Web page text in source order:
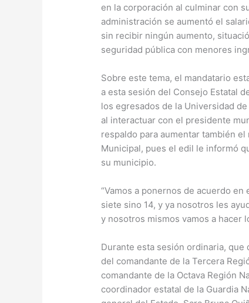
en la corporación al culminar con
administración se aumentó el
sin recibir ningún aumento,
seguridad pública con menores
Sobre este tema, el mandatario
a esta sesión del Consejo Estatal
los egresados de la Universidad
al interactuar con el presidente
respaldo para aumentar también
Municipal, pues el edil le informó
su municipio.
“Vamos a ponernos de acuerdo
siete sino 14, y ya nosotros les
y nosotros mismos vamos a hacer
Durante esta sesión ordinaria,
del comandante de la Tercera
comandante de la Octava Región
coordinador estatal de la Guardia